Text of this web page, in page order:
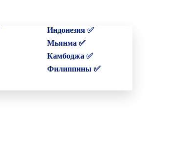
Индонезия ✅
Мьянма ✅
Камбоджа ✅
Филиппины ✅